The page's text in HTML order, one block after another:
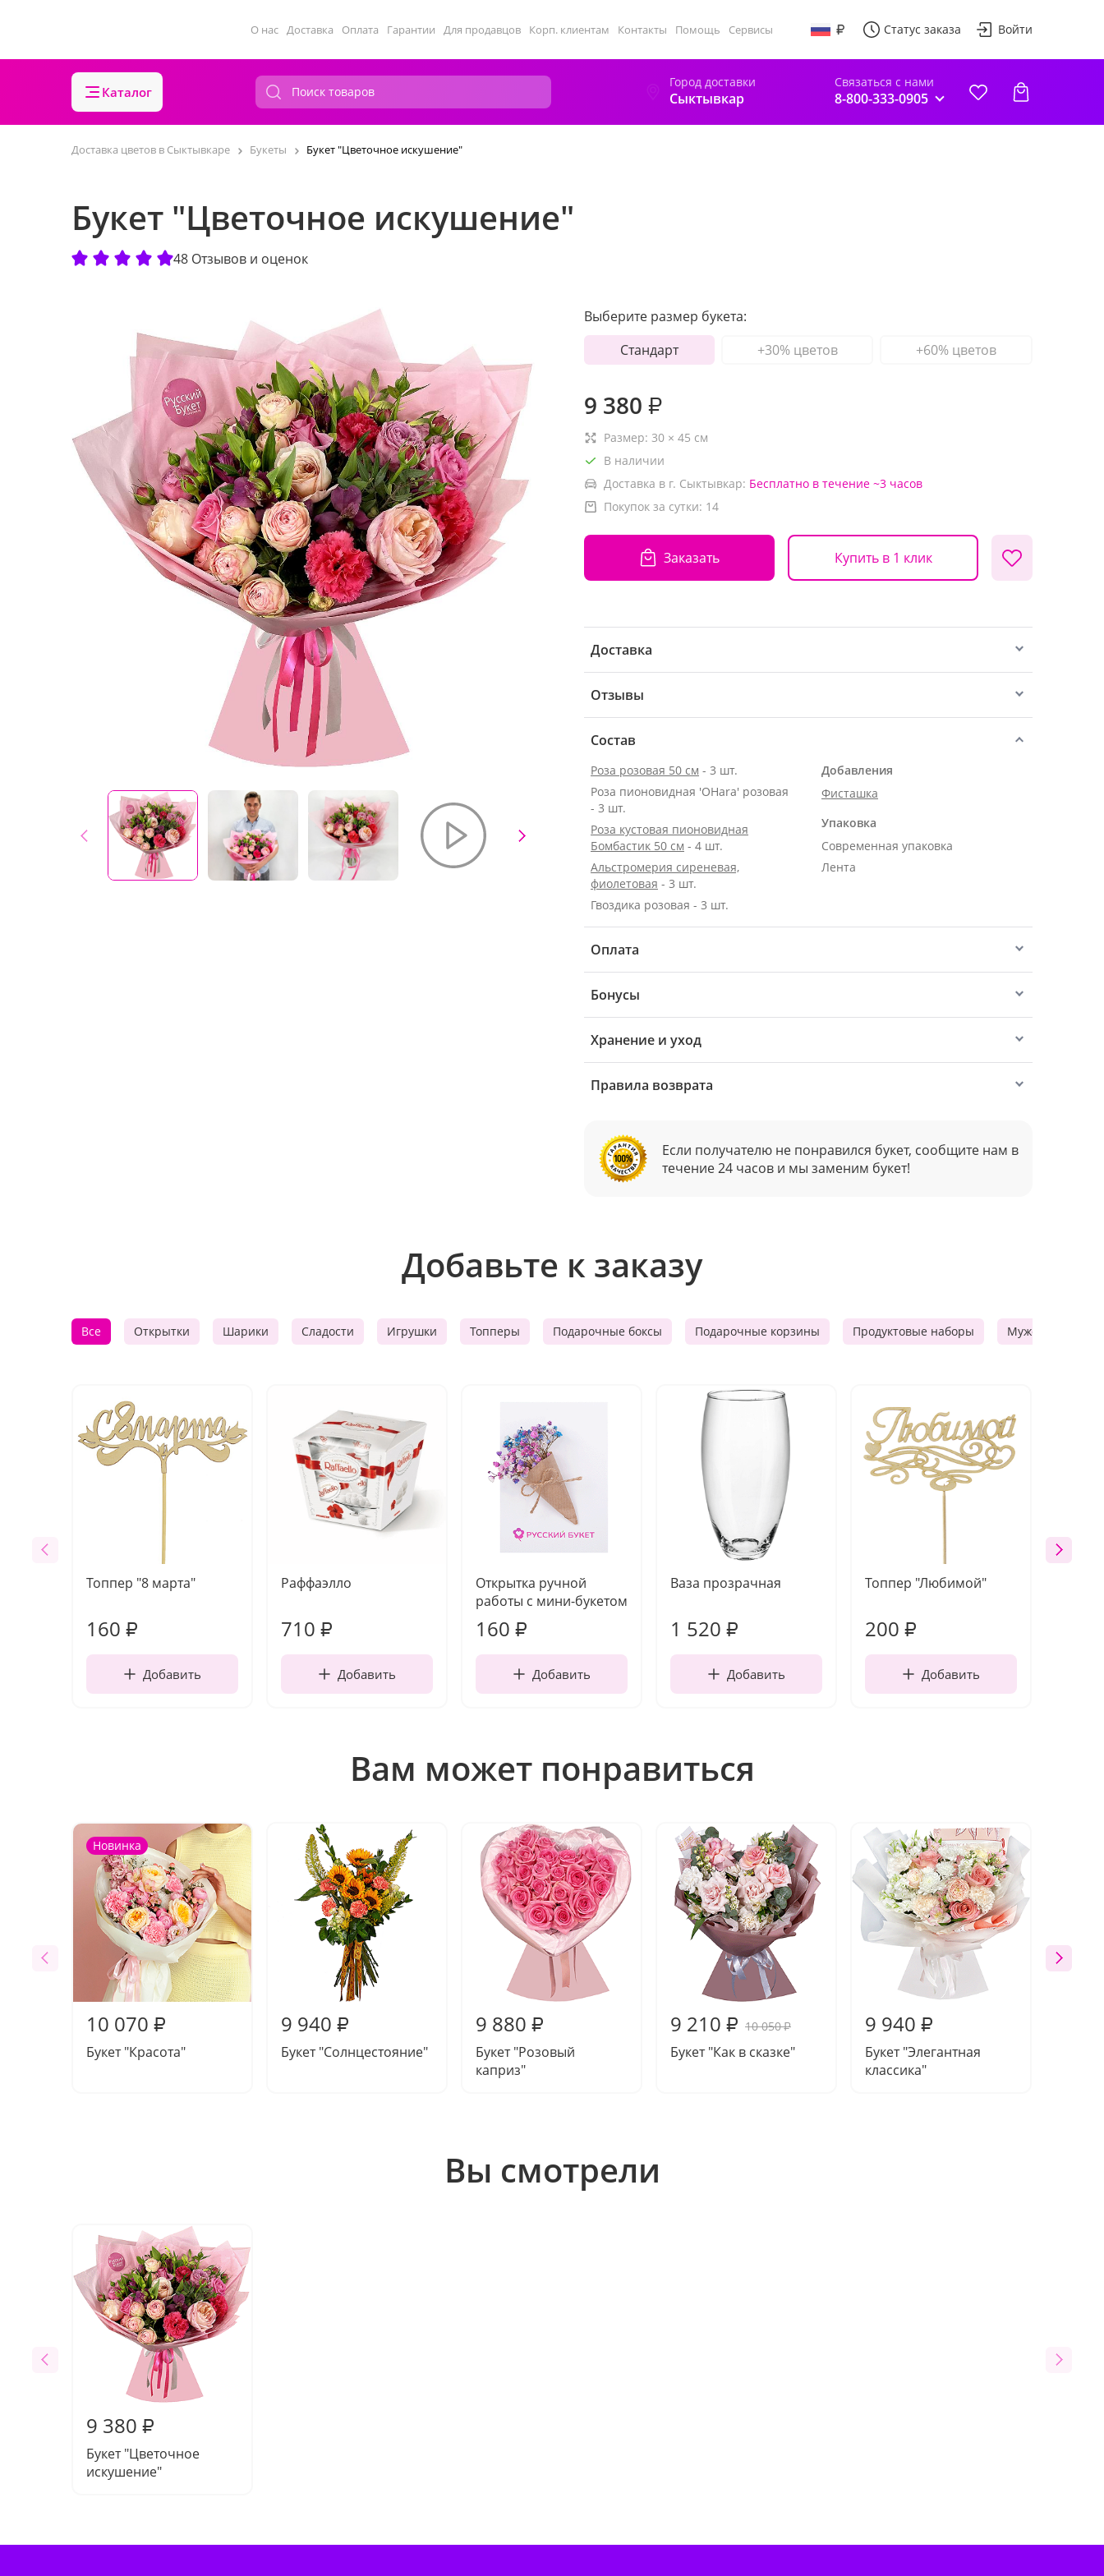
О нас Доставка Оплата Гарантии Для продавцов Корп. клиентам Контакты Помощь Сервисы Статус заказа Войти
Каталог
Город доставки
Сыктывкар
Связаться с нами
8-800-333-0905
Доставка цветов в Сыктывкаре Букеты Букет "Цветочное искушение"
Букет "Цветочное искушение"
48 Отзывов и оценок
Выберите размер букета:
Стандарт
+30% цветов +60% цветов
9 380 ₽
Размер: 30 × 45 см
В наличии
Доставка в г. Сыктывкар: Бесплатно в течение ~3 часов
Покупок за сутки: 14
Заказать Купить в 1 клик
Доставка
Отзывы
Состав
Роза розовая 50 см - 3 шт.
Роза пионовидная 'OHara' розовая
- 3 шт.
Роза кустовая пионовидная
Бомбастик 50 см - 4 шт.
Альстромерия сиреневая,
фиолетовая - 3 шт.
Гвоздика розовая - 3 шт.
Добавления
Фисташка
Упаковка
Современная упаковка
Лента
Оплата
Бонусы
Хранение и уход
Правила возврата
Если получателю не понравился букет, сообщите нам в
течение 24 часов и мы заменим букет!
Добавьте к заказу
Все Открытки Шарики Сладости Игрушки Топперы Подарочные боксы Подарочные корзины Продуктовые наборы Мужские
Топпер "8 марта"
160 ₽
Добавить
Раффаэлло
710 ₽
Добавить
Открытка ручной
работы с мини-букетом
160 ₽
Добавить
Ваза прозрачная
1 520 ₽
Добавить
Топпер "Любимой"
200 ₽
Добавить
Вам может понравиться
Новинка
10 070 ₽
Букет "Красота"
9 940 ₽
Букет "Солнцестояние"
9 880 ₽
Букет "Розовый
каприз"
9 210 ₽ 10 050₽
Букет "Как в сказке"
9 940 ₽
Букет "Элегантная
классика"
Вы смотрели
9 380 ₽
Букет "Цветочное
искушение"